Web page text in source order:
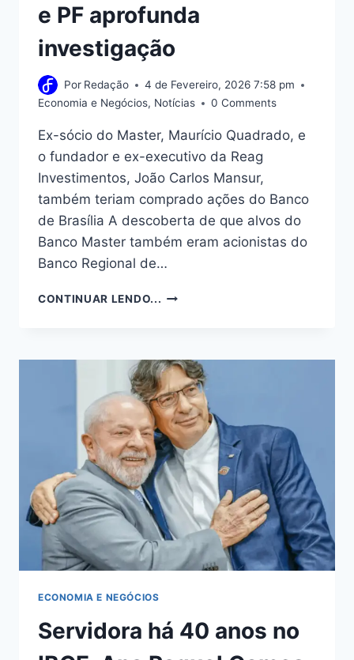
e PF aprofunda
investigação
Por Redação
4 de Fevereiro, 2026 7:58 pm
Economia e Negócios, Notícias 0 Comments
Ex-sócio do Master, Maurício Quadrado, e
o fundador e ex-executivo da Reag
Investimentos, João Carlos Mansur,
também teriam comprado ações do Banco
de Brasília A descoberta de que alvos do
Banco Master também eram acionistas do
Banco Regional de…
CONTINUAR LENDO... AUDITORIA
ERA
SÓCIO
DO
BRB
E
PF
APROFUNDA
INVESTIGAÇÃO
ECONOMIA E NEGÓCIOS
Servidora há 40 anos no